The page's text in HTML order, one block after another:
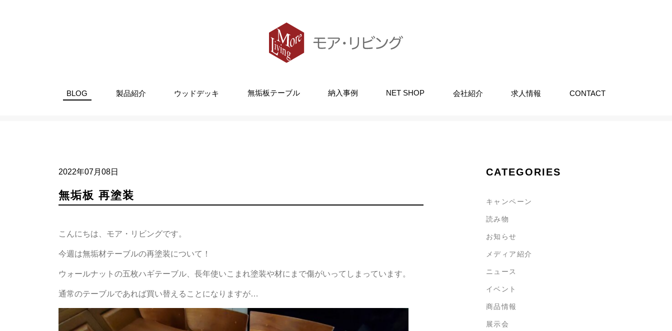
BLOG 製品紹介 ウッドデッキ 無垢板テーブル 納入事例 NET SHOP 会社紹介 求人情報
CONTACT
2022年07月08日
無垢板 再塗装
こんにちは、モア・リビングです。
今週は無垢材テーブルの再塗装について！
ウォールナットの五枚ハギテーブル、長年使いこまれ塗装や材にまで傷がいってしまっています。
通常のテーブルであれば買い替えることになりますが…
CATEGORIES
キャンペーン
読み物
お知らせ
メディア紹介
ニュース
イベント
商品情報
展示会